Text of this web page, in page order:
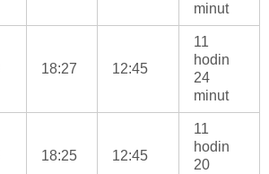
minut
18:27 12:45
11
hodin
24
minut
18:25 12:45
11
hodin
20